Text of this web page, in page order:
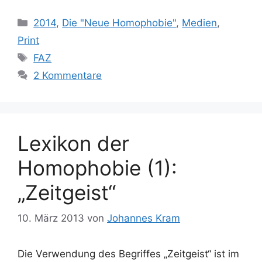
Kategorien
2014, Die "Neue Homophobie", Medien,
Print
Schlagwörter
FAZ
2 Kommentare
Lexikon der
Homophobie (1):
„Zeitgeist“
10. März 2013 von Johannes Kram
Die Verwendung des Begriffes „Zeitgeist“ ist im